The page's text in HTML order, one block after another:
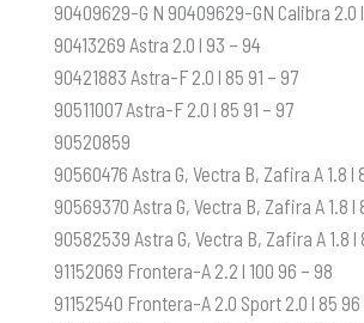
90409629-G N 90409629-GN Calibra 2.0
90413269 Astra 2.0 l 93 – 94
90421883 Astra-F 2.0 l 85 91 – 97
90511007 Astra-F 2.0 l 85 91 – 97
90520859
90560476 Astra G, Vectra B, Zafira A 1.8 l
90569370 Astra G, Vectra B, Zafira A 1.8 l
90582539 Astra G, Vectra B, Zafira A 1.8 l
91152069 Frontera-A 2.2 l 100 96 – 98
91152540 Frontera-A 2.0 Sport 2.0 l 85 96